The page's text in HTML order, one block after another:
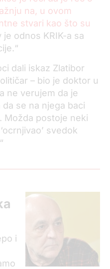
na, u ovom
stvari kao što su
je odnos KRIK-a sa
dali iskaz Zlatibor
– bio je doktor u
ne verujem da je
se na njega baci
Možda postoje neki
svedok
i